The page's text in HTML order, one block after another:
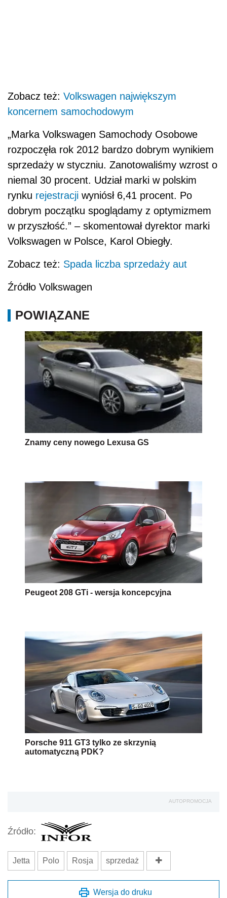
Zobacz też: Volkswagen największym
koncernem samochodowym
„Marka Volkswagen Samochody Osobowe
rozpoczęła rok 2012 bardzo dobrym wynikiem
sprzedaży w styczniu. Zanotowaliśmy wzrost o
niemal 30 procent. Udział marki w polskim
rynku rejestracji wyniósł 6,41 procent. Po
dobrym początku spoglądamy z optymizmem
w przyszłość.” – skomentował dyrektor marki
Volkswagen w Polsce, Karol Obiegły.
Zobacz też: Spada liczba sprzedaży aut
Źródło Volkswagen
POWIĄZANE
Znamy ceny nowego Lexusa GS
Peugeot 208 GTi - wersja koncepcyjna
Porsche 911 GT3 tylko ze skrzynią
automatyczną PDK?
AUTOPROMOCJA
Źródło:
Jetta Polo Rosja sprzedaż
Wersja do druku